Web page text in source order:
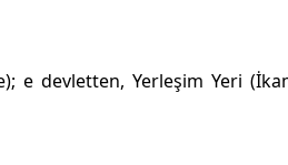
e devletten, Yerleşim Yeri